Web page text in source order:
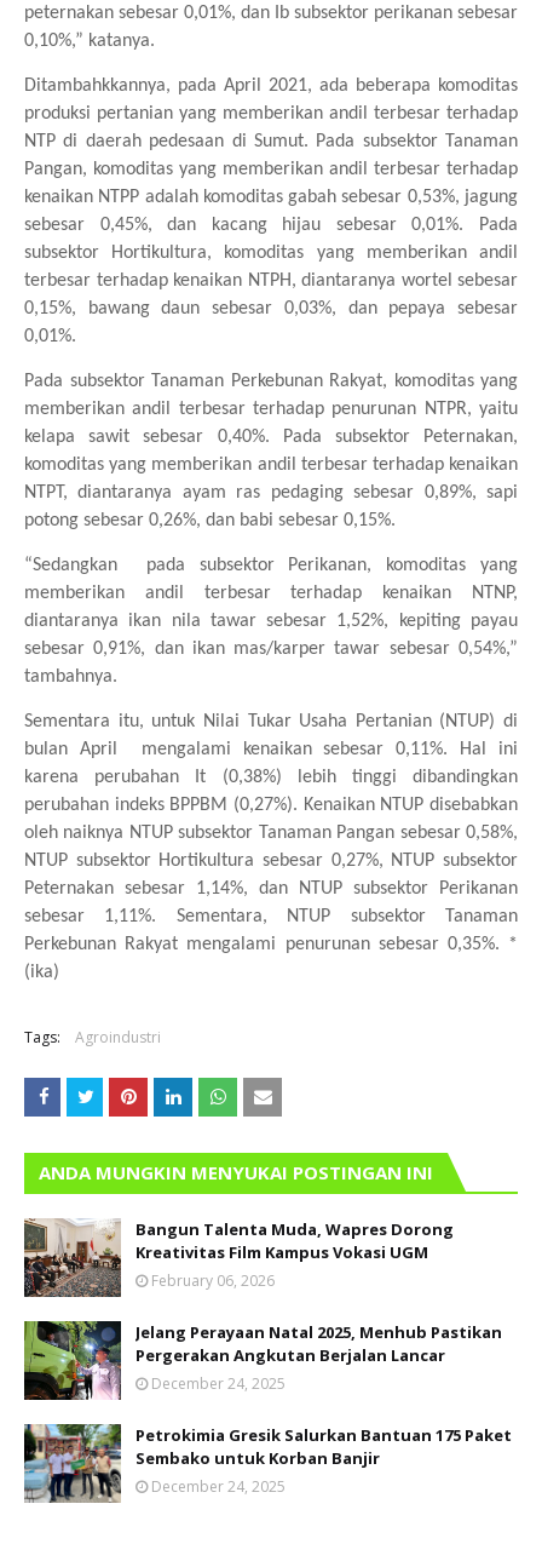
peternakan sebesar 0,01%, dan Ib subsektor perikanan sebesar
0,10%,” katanya.
Ditambahkkannya, pada April 2021, ada beberapa komoditas
produksi pertanian yang memberikan andil terbesar terhadap
NTP di daerah pedesaan di Sumut. Pada subsektor Tanaman
Pangan, komoditas yang memberikan andil terbesar terhadap
kenaikan NTPP adalah komoditas gabah sebesar 0,53%, jagung
sebesar 0,45%, dan kacang hijau sebesar 0,01%. Pada
subsektor Hortikultura, komoditas yang memberikan andil
terbesar terhadap kenaikan NTPH, diantaranya wortel sebesar
0,15%, bawang daun sebesar 0,03%, dan pepaya sebesar
0,01%.
Pada subsektor Tanaman Perkebunan Rakyat, komoditas yang
memberikan andil terbesar terhadap penurunan NTPR, yaitu
kelapa sawit sebesar 0,40%. Pada subsektor Peternakan,
komoditas yang memberikan andil terbesar terhadap kenaikan
NTPT, diantaranya ayam ras pedaging sebesar 0,89%, sapi
potong sebesar 0,26%, dan babi sebesar 0,15%.
“Sedangkan
pada subsektor Perikanan, komoditas yang
memberikan andil terbesar terhadap kenaikan NTNP,
diantaranya ikan nila tawar sebesar 1,52%, kepiting payau
sebesar 0,91%, dan ikan mas/karper tawar sebesar 0,54%,”
tambahnya.
Sementara itu, untuk Nilai Tukar Usaha Pertanian (NTUP) di
bulan April
mengalami kenaikan sebesar 0,11%. Hal ini
karena perubahan It (0,38%) lebih tinggi dibandingkan
perubahan indeks BPPBM (0,27%). Kenaikan NTUP disebabkan
oleh naiknya NTUP subsektor Tanaman Pangan sebesar 0,58%,
NTUP subsektor Hortikultura sebesar 0,27%, NTUP subsektor
Peternakan sebesar 1,14%, dan NTUP subsektor Perikanan
sebesar 1,11%. Sementara, NTUP subsektor Tanaman
Perkebunan Rakyat mengalami penurunan sebesar 0,35%. *
(ika)
Tags: Agroindustri
ANDA MUNGKIN MENYUKAI POSTINGAN INI
Bangun Talenta Muda, Wapres Dorong
Kreativitas Film Kampus Vokasi UGM
February 06, 2026
Jelang Perayaan Natal 2025, Menhub Pastikan
Pergerakan Angkutan Berjalan Lancar
December 24, 2025
Petrokimia Gresik Salurkan Bantuan 175 Paket
Sembako untuk Korban Banjir
December 24, 2025